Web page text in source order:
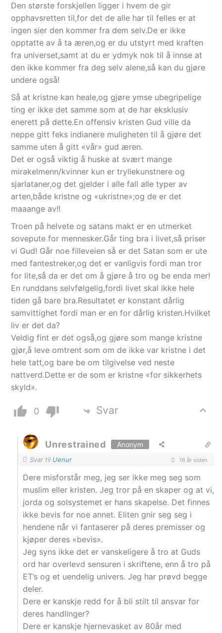
Den største forskjellen ligger i hvem de gir
opphavsretten til,for det de alle har til felles er at
ingen sier den kommer fra dem selv.De er ikke
opptatte av å ta æren,og er du utstyrt med kraften
fra universet,samt at du er ydmyk nok til å innse at
den ikke kommer fra deg selv alene,så kan du gjøre
undere også!
Så at kristne kan heale,og gjøre ymse ubegripelige
ting er ikke det samme som at de har eksklusiv
enerett på dette.En offensiv kristen Gud ville da
neppe gitt feks indianere muligheten til å gjøre det
samme uten å gitt «vår» gud æren.
Det er også viktig å huske at svært mange
mirakelmenn/kvinner kun er tryllekunstnere og
sjarlataner,og det gjelder i alle fall alle typer av
arten,både kristne og «ukristne»;og de er det
maaange av!!
Troen på helvete og satans makt er en utmerket
sovepute for mennesker.Går ting bra i livet,så priser
vi Gud! Går noe filleveien så er det Satan som er ute
med fantestreker,og det er vanligvis fordi man tror
for lite,så da er det om å gjøre å tro og be enda mer!
En runddans selvfølgelig,fordi livet skal ikke hele
tiden gå bare bra.Resultatet er konstant dårlig
samvittighet fordi man er en for dårlig kristen.Hvilket
liv er det da?
Veldig fint er det også,og gjøre som mange kristne
gjør,å leve omtrent som om de ikke var kristne i det
hele tatt,og bare be om tilgivelse ved neste
nattverd.Dette er de som er kristne «for sikkerhets
skyld».
0 Svar
Unrestrained Anonym
Svar til Uenur 16 år siden
Dere misforstår meg, jeg ser ikke meg seg som
muslim eller kristen. Jeg tror på en skaper og at vi,
jorda og solsystemet er hans skapelse. Det finnes
ikke bevis for noe annet. Eliten gnir seg seg i
hendene når vi fantaserer på deres premisser og
kjøper deres «bevis».
Jeg syns ikke det er vanskeligere å tro at Guds
ord har overlevd sensuren i skriftene, enn å tro på
ET’s og et uendelig univers. Jeg har prøvd begge
deler.
Dere er kanskje redd for å bli stilt til ansvar for
deres handlinger?
Dere er kanskje hjernevasket av 80år med